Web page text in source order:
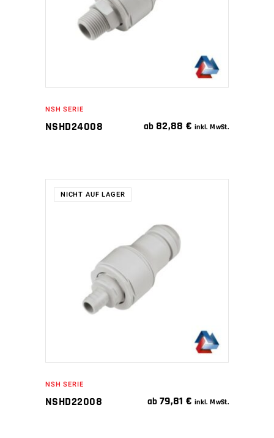
NSH SERIE
NSHD24008 ab 82,88€ inkl. MwSt.
NICHT AUF LAGER
WEITERLESEN
NSH SERIE
NSHD22008 ab 79,81€ inkl. MwSt.